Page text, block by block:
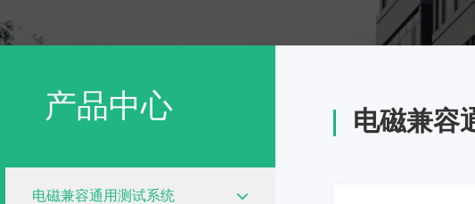
雷电效应测试系统
产品中心
电磁兼容通用测试系统
电磁兼容